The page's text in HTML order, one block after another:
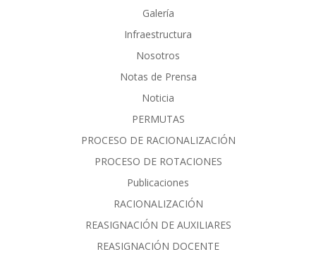
Galería
Infraestructura
Nosotros
Notas de Prensa
Noticia
PERMUTAS
PROCESO DE RACIONALIZACIÓN
PROCESO DE ROTACIONES
Publicaciones
RACIONALIZACIÓN
REASIGNACIÓN DE AUXILIARES
REASIGNACIÓN DOCENTE